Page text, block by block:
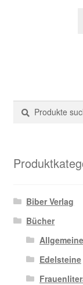
Suche
nach:
Suchen
Biber Verlag
Bücher
Edelsteine